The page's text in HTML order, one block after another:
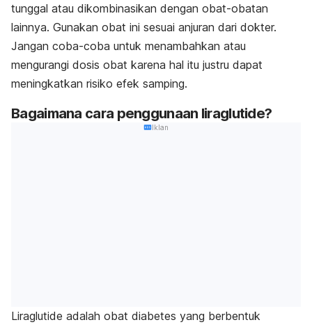
tunggal atau dikombinasikan dengan obat-obatan
lainnya. Gunakan obat ini sesuai anjuran dari dokter.
Jangan coba-coba untuk menambahkan atau
mengurangi dosis obat karena hal itu justru dapat
meningkatkan risiko efek samping.
Bagaimana cara penggunaan liraglutide?
Iklan
Liraglutide adalah obat diabetes yang berbentuk